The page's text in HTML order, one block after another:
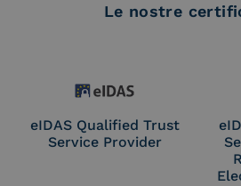
Le nostre
eIDAS Qualified Trust
Service Provider